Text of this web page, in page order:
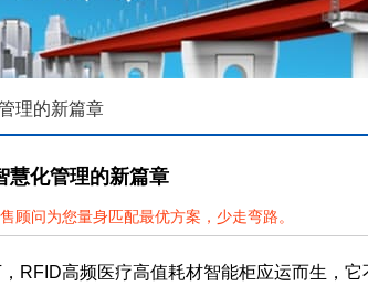
理的新篇章
慧化管理的新篇章
顾问为您量身匹配最优方案，少走弯路。
RFID高频医疗高值耗材智能柜应运而生，它